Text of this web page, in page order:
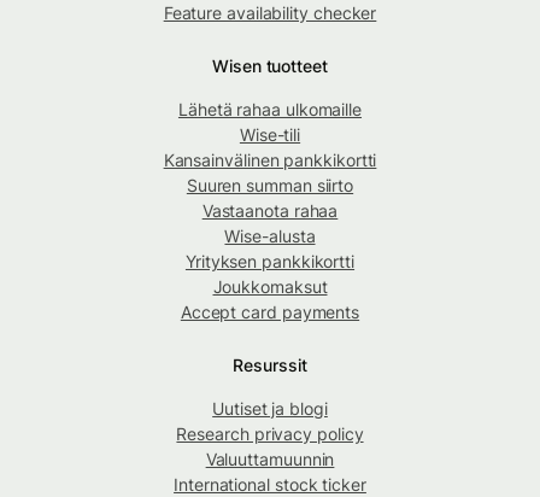
Feature availability checker
Wisen tuotteet
Lähetä rahaa ulkomaille
Wise-tili
Kansainvälinen pankkikortti
Suuren summan siirto
Vastaanota rahaa
Wise-alusta
Yrityksen pankkikortti
Joukkomaksut
Accept card payments
Resurssit
Uutiset ja blogi
Research privacy policy
Valuuttamuunnin
International stock ticker